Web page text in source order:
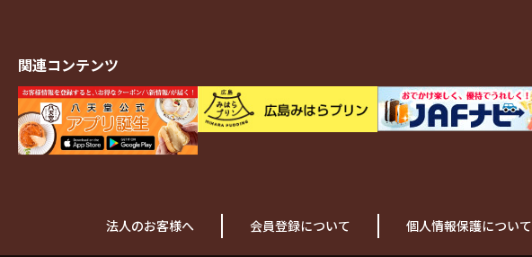
関連コンテンツ
法人のお客様へ 会員登録について 個人情報保護について